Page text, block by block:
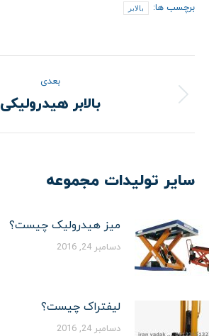
برچسب ها:
بالابر
نوشته
بعدی
نوشته
بالابر هیدرولیکی
سایر تولیدات مجموعه
میز هیدرولیک چیست؟
دسامبر 24, 2016
لیفتراک چیست؟
دسامبر 24, 2016